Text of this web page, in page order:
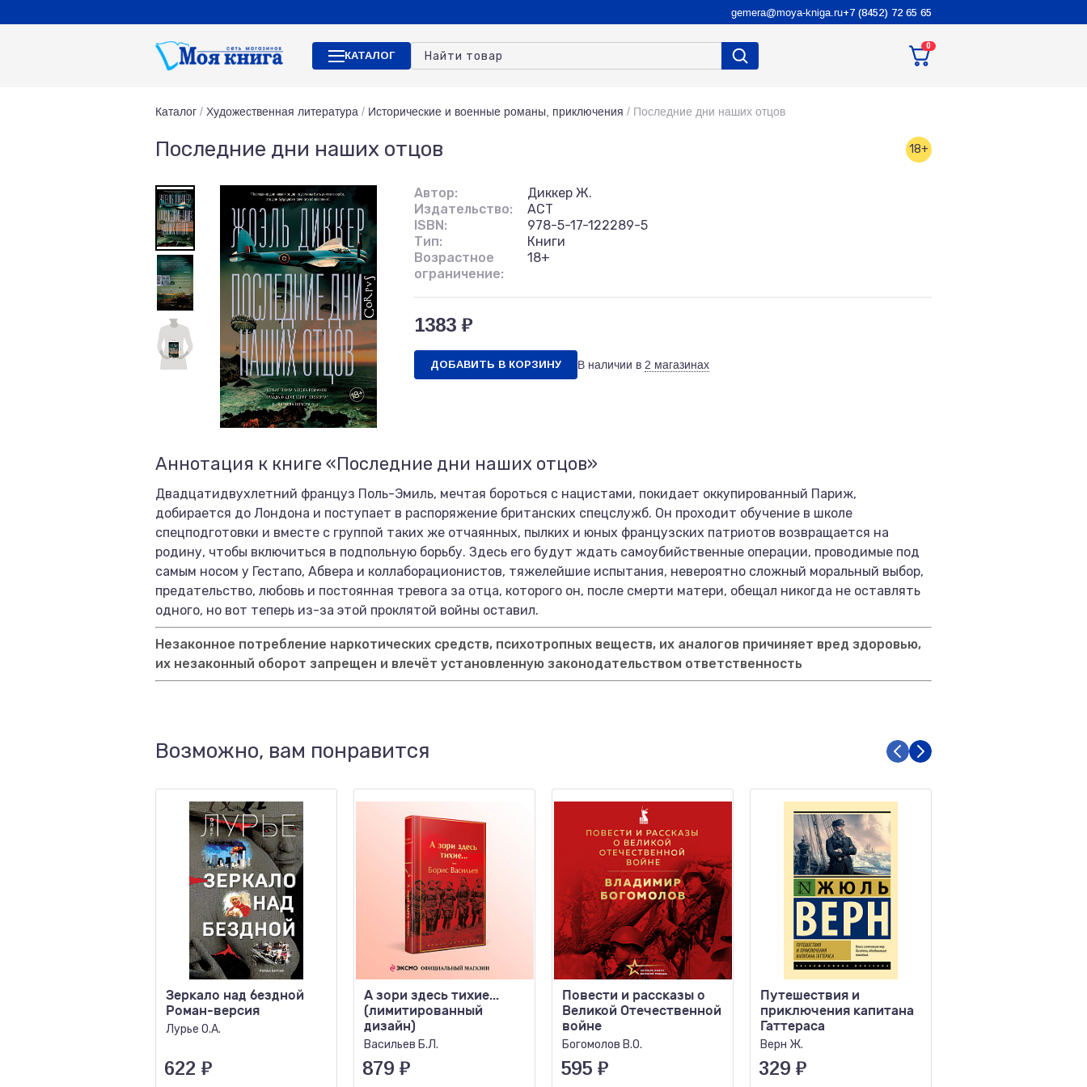
gemera@moya-kniga.ru+7 (8452) 72 65 65
КАТАЛОГ
0
Каталог / Художественная литература / Исторические и военные романы, приключения / Последние дни наших отцов
Последние дни наших отцов 18+
Автор:
Диккер Ж.
Издательство:
АСТ
ISBN:
978-5-17-122289-5
Тип:
Книги
Возрастное
ограничение:
18+
1383 ₽
ДОБАВИТЬ В КОРЗИНУ В наличии в 2 магазинах
Аннотация к книге «Последние дни наших отцов»
Двадцатидвухлетний француз Поль-Эмиль, мечтая бороться с нацистами, покидает оккупированный Париж,
добирается до Лондона и поступает в распоряжение британских спецслужб. Он проходит обучение в школе
спецподготовки и вместе с группой таких же отчаянных, пылких и юных французских патриотов возвращается на
родину, чтобы включиться в подпольную борьбу. Здесь его будут ждать самоубийственные операции, проводимые под
самым носом у Гестапо, Абвера и коллаборационистов, тяжелейшие испытания, невероятно сложный моральный выбор,
предательство, любовь и постоянная тревога за отца, которого он, после смерти матери, обещал никогда не оставлять
одного, но вот теперь из-за этой проклятой войны оставил.
Незаконное потребление наркотических средств, психотропных веществ, их аналогов причиняет вред здоровью,
их незаконный оборот запрещен и влечёт установленную законодательством ответственность
Возможно, вам понравится
Зеркало над бездной
Роман-версия
Лурье О.А.
622 ₽
А зори здесь тихие...
(лимитированный
дизайн)
Васильев Б.Л.
879 ₽
Повести и рассказы о
Великой Отечественной
войне
Богомолов В.О.
595 ₽
Путешествия и
приключения капитана
Гаттераса
Верн Ж.
329 ₽